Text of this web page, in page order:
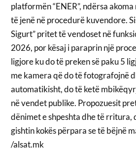
platformën “ENER”, ndërsa
të jenë në procedurë kuvendore.
Sigurt” pritet të vendoset në
2026, por kësaj i paraprin një
ligjore ku do të preken së paku 5
me kamera që do të fotografojnë
automatikisht, do të ketë
në vendet publike. Propozuesit
dënimet e shpeshta dhe të rritura,
gishtin kokës përpara se të bëjnë
/alsat.mk